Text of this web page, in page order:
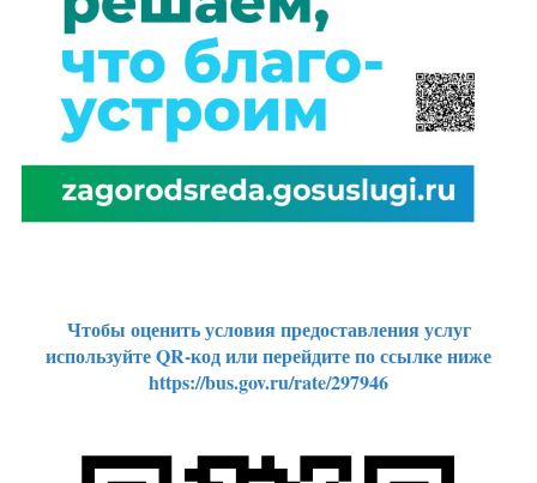
Чтобы оценить условия предоставления услуг
используйте QR-код или перейдите по ссылке ниже
https://bus.gov.ru/rate/297946